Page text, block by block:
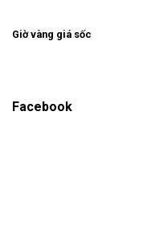
Giờ vàng giá sốc
Facebook